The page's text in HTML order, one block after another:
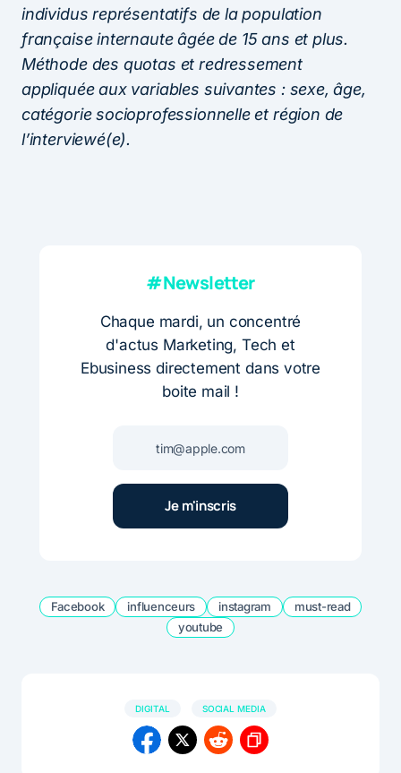
individus représentatifs de la population
française internaute âgée de 15 ans et plus.
Méthode des quotas et redressement
appliquée aux variables suivantes : sexe, âge,
catégorie socioprofessionnelle et région de
l’interviewé(e).
#Newsletter
Chaque mardi, un concentré
d'actus Marketing, Tech et
Ebusiness directement dans votre
boite mail !
Facebook influenceurs instagram
must-read
youtube
DIGITAL SOCIAL MEDIA